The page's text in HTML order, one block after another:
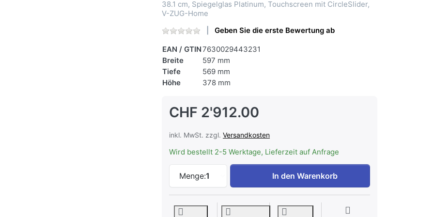
38.1 cm, Spiegelglas Platinum, Touchscreen mit CircleSlider,
V-ZUG-Home
Geben Sie die erste Bewertung ab
EAN / GTIN7630029443231
Breite
597 mm
Tiefe
569 mm
Höhe
378 mm
CHF 2'912.00
inkl. MwSt. zzgl. Versandkosten
Wird bestellt 2-5 Werktage, Lieferzeit auf Anfrage
Menge:1
V-ZUG CombiSteamer V6000 38, 2303000004 zu CHF
In den Warenkorb